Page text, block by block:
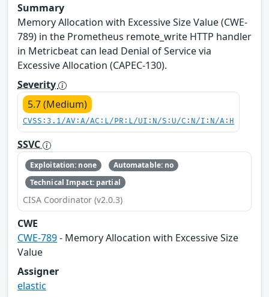
Summary
Memory Allocation with Excessive Size Value (CWE-
789) in the Prometheus remote_write HTTP handler
in Metricbeat can lead Denial of Service via
Excessive Allocation (CAPEC-130).
Severity
5.7 (Medium)
CVSS:3.1/AV:A/AC:L/PR:L/UI:N/S:U/C:N/I:N/A:H
SSVC
Exploitation: none
Automatable: no
Technical Impact: partial
CISA Coordinator (v2.0.3)
CWE
CWE-789- Memory Allocation with Excessive Size
Value
Assigner
elastic